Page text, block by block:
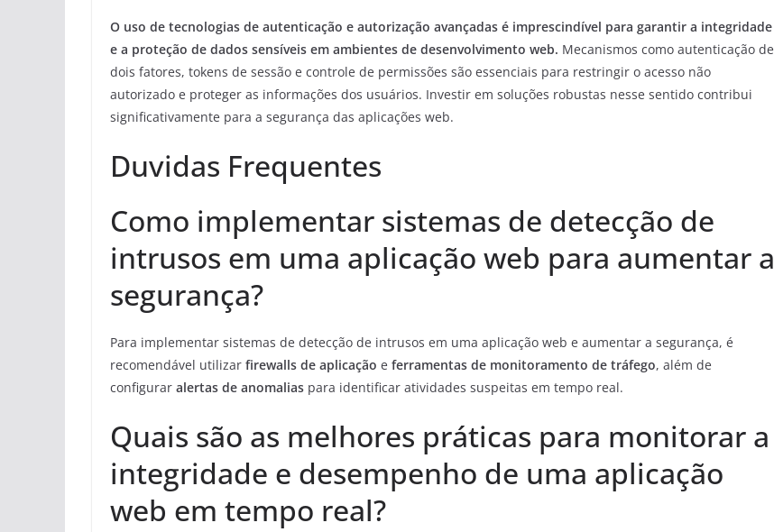
O uso de tecnologias de autenticação e autorização avançadas é imprescindível para garantir a integridade
e a proteção de dados sensíveis em ambientes de desenvolvimento web. Mecanismos como autenticação de
dois fatores, tokens de sessão e controle de permissões são essenciais para restringir o acesso não
autorizado e proteger as informações dos usuários. Investir em soluções robustas nesse sentido contribui
significativamente para a segurança das aplicações web.
Duvidas Frequentes
Como implementar sistemas de detecção de
intrusos em uma aplicação web para aumentar a
segurança?
Para implementar sistemas de detecção de intrusos em uma aplicação web e aumentar a segurança, é
recomendável utilizar firewalls de aplicação e ferramentas de monitoramento de tráfego, além de
configurar alertas de anomalias para identificar atividades suspeitas em tempo real.
Quais são as melhores práticas para monitorar a
integridade e desempenho de uma aplicação
web em tempo real?